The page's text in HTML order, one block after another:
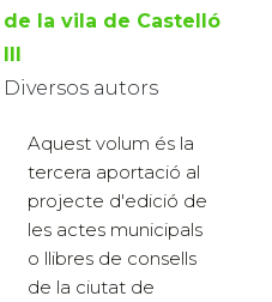
de la vila de Castelló
III
Diversos autors
Aquest volum és la
tercera aportació al
projecte d'edició de
les actes municipals
o llibres de consells
de la ciutat de